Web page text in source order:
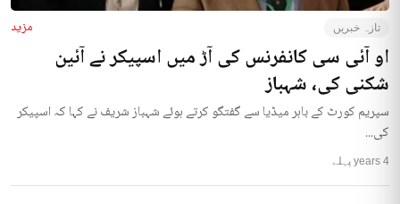
تازہ خبریں مزید
او آئی سی کانفرنس کی آڑ میں اسپیکر نے آئین
شکنی کی، شہباز
سپریم کورٹ کے باہر میڈیا سے گفتگو کرتے ہوئے شہباز شریف نے کہا کہ اسپیکر
کی...
4 years پہلے